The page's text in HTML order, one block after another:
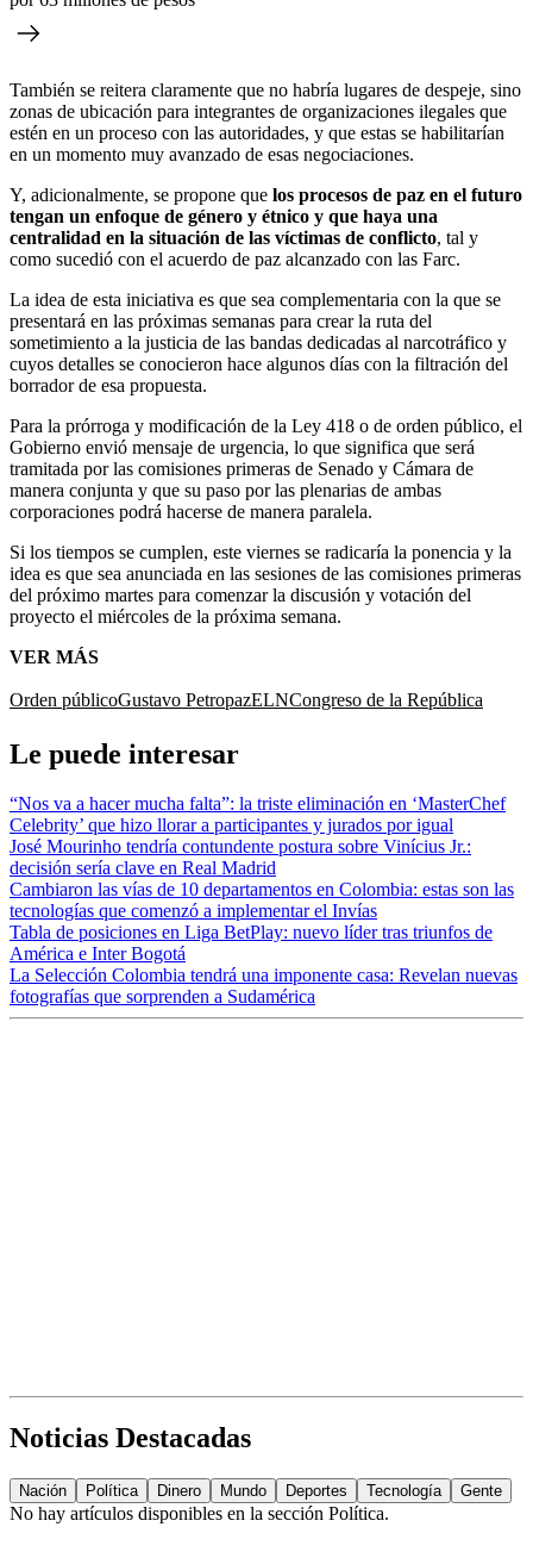
También se reitera claramente que no habría lugares de despeje, sino
zonas de ubicación para integrantes de organizaciones ilegales que
estén en un proceso con las autoridades, y que estas se habilitarían
en un momento muy avanzado de esas negociaciones.
Y, adicionalmente, se propone que los procesos de paz en el futuro
tengan un enfoque de género y étnico y que haya una
centralidad en la situación de las víctimas de conflicto, tal y
como sucedió con el acuerdo de paz alcanzado con las Farc.
La idea de esta iniciativa es que sea complementaria con la que se
presentará en las próximas semanas para crear la ruta del
sometimiento a la justicia de las bandas dedicadas al narcotráfico y
cuyos detalles se conocieron hace algunos días con la filtración del
borrador de esa propuesta.
Para la prórroga y modificación de la Ley 418 o de orden público, el
Gobierno envió mensaje de urgencia, lo que significa que será
tramitada por las comisiones primeras de Senado y Cámara de
manera conjunta y que su paso por las plenarias de ambas
corporaciones podrá hacerse de manera paralela.
Si los tiempos se cumplen, este viernes se radicaría la ponencia y la
idea es que sea anunciada en las sesiones de las comisiones primeras
del próximo martes para comenzar la discusión y votación del
proyecto el miércoles de la próxima semana.
VER MÁS
Orden públicoGustavo PetropazELNCongreso de la República
Le puede interesar
“Nos va a hacer mucha falta”: la triste eliminación en ‘MasterChef
Celebrity’ que hizo llorar a participantes y jurados por igual
José Mourinho tendría contundente postura sobre Vinícius Jr.:
decisión sería clave en Real Madrid
Cambiaron las vías de 10 departamentos en Colombia: estas son las
tecnologías que comenzó a implementar el Invías
Tabla de posiciones en Liga BetPlay: nuevo líder tras triunfos de
América e Inter Bogotá
La Selección Colombia tendrá una imponente casa: Revelan nuevas
fotografías que sorprenden a Sudamérica
Noticias Destacadas
Nación Política Dinero Mundo Deportes Tecnología Gente
No hay artículos disponibles en la sección Política.